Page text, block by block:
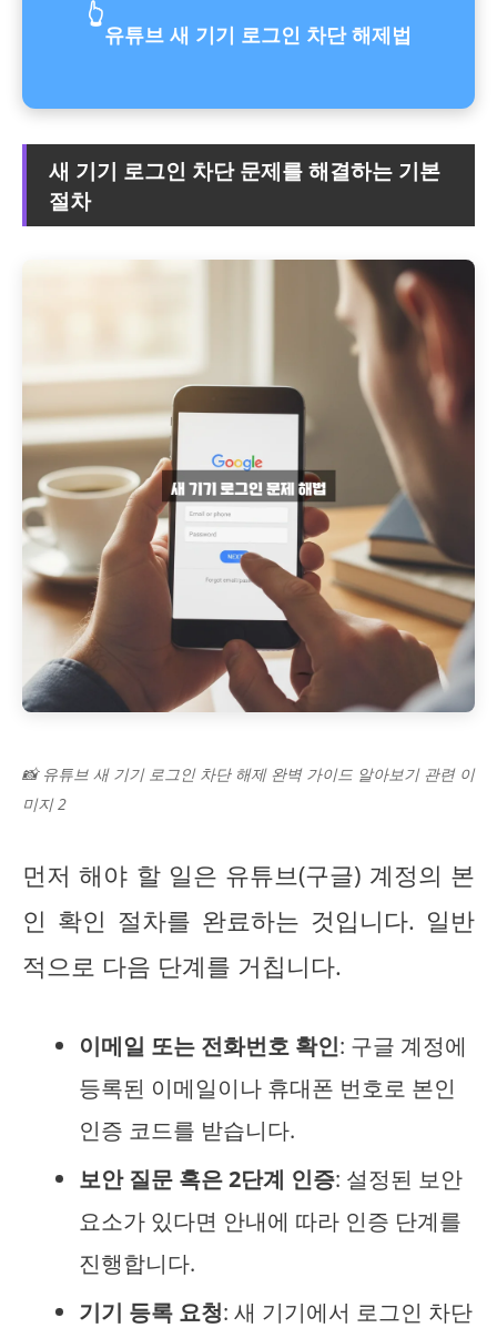
👆
유튜브 새 기기 로그인 차단 해제법
새 기기 로그인 차단 문제를 해결하는 기본
절차
📸 유튜브 새 기기 로그인 차단 해제 완벽 가이드 알아보기 관련 이
미지 2
먼저 해야 할 일은 유튜브(구글) 계정의 본
인 확인 절차를 완료하는 것입니다. 일반
적으로 다음 단계를 거칩니다.
이메일 또는 전화번호 확인: 구글 계정에
등록된 이메일이나 휴대폰 번호로 본인
인증 코드를 받습니다.
보안 질문 혹은 2단계 인증: 설정된 보안
요소가 있다면 안내에 따라 인증 단계를
진행합니다.
기기 등록 요청: 새 기기에서 로그인 차단